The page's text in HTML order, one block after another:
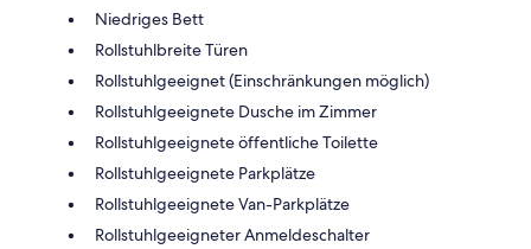
Niedriges Bett
Rollstuhlbreite Türen
Rollstuhlgeeignet (Einschränkungen möglich)
Rollstuhlgeeignete Dusche im Zimmer
Rollstuhlgeeignete öffentliche Toilette
Rollstuhlgeeignete Parkplätze
Rollstuhlgeeignete Van-Parkplätze
Rollstuhlgeeigneter Anmeldeschalter